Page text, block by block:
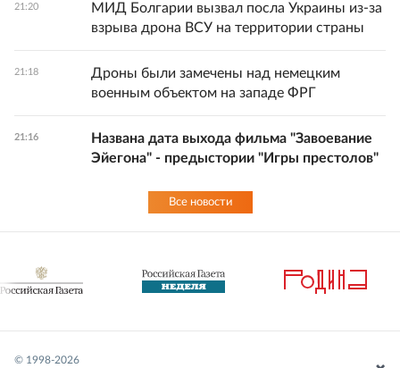
21:20
МИД Болгарии вызвал посла Украины из-за
взрыва дрона ВСУ на территории страны
21:18
Дроны были замечены над немецким
военным объектом на западе ФРГ
21:16
Названа дата выхода фильма "Завоевание
Эйегона" - предыстории "Игры престолов"
Все новости
© 1998-2026